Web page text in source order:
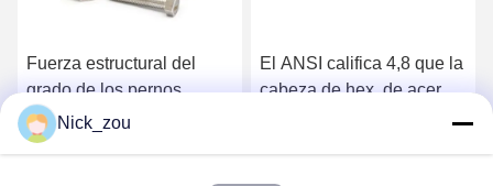
Fuerza estructural del
grado de los pernos
F3125 del hex. pesado
del negro de ASTMA563
El ANSI califica 4,8 que la
cabeza de hex. de acero
Nick_zou